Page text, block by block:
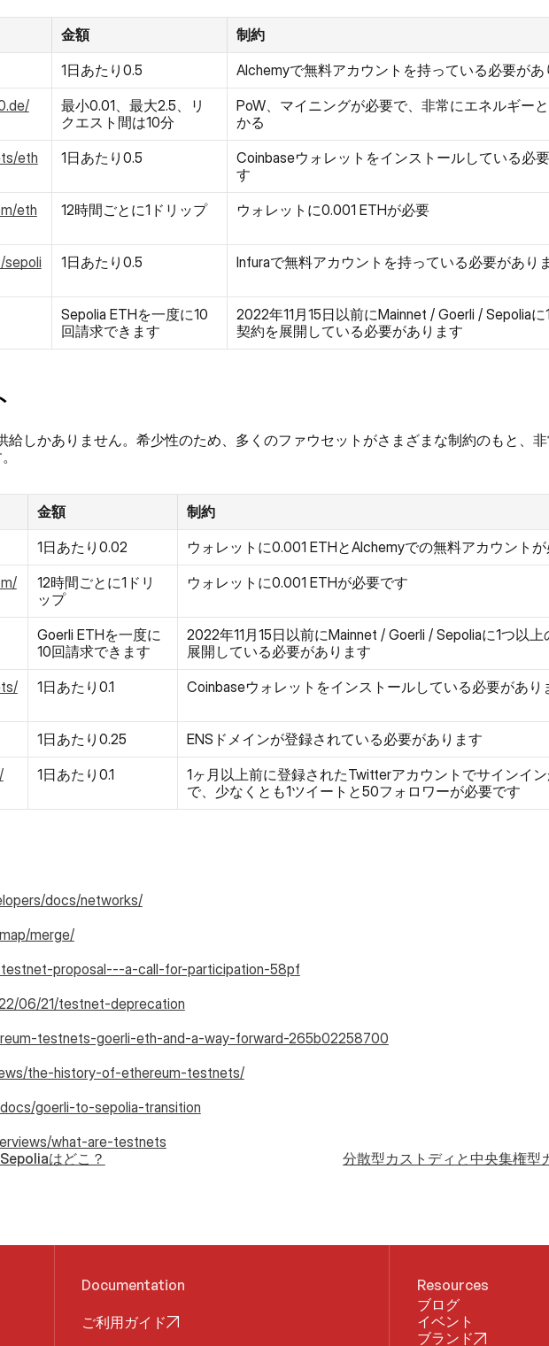
金額
制約
1日あたり0.5
Alchemyで無料アカウントを持っている必要があ
最小0.01、最大2.5、リ
クエスト間は10分
PoW、マイニングが必要で、非常にエネルギー
かる
eth
1日あたり0.5
Coinbaseウォレットをインストールしている必
す
eth
12時間ごとに1ドリップ ウォレットに0.001 ETHが必要
sepoli
1日あたり0.5 Infuraで無料アカウントを持っている必要があり
Sepolia ETHを一度に10
回請求できます
2022年11月15日以前にMainnet / Goerli / Sepolia
契約を展開している必要があります
給しかありません。希少性のため、多くのファウセットがさまざまな制約のもと、
金額
制約
1日あたり0.02
ウォレットに0.001 ETHとAlchemyでの無料アカウント
12時間ごとに1ドリ
ップ
ウォレットに0.001 ETHが必要です
Goerli ETHを一度に
10回請求できます
2022年11月15日以前にMainnet / Goerli / Sepoliaに1つ以上
展開している必要があります
1日あたり0.1 Coinbaseウォレットをインストールしている必要があり
1日あたり0.25
ENSドメインが登録されている必要があります
1日あたり0.1
1ヶ月以上前に登録されたTwitterアカウントでサインイ
で、少なくとも1ツイートと50フォロワーが必要です
docs/networks/
merge/
proposal---a-call-for-participation-58pf
06/21/testnet-deprecation
testnets-goerli-eth-and-a-way-forward-265b02258700
the-history-of-ethereum-testnets/
goerli-to-sepolia-transition
what-are-testnets
はどこ？
分散型カストディと中央集権型
Documentation
ご利用ガイド
Resources
ブログ
イベント
ブランド